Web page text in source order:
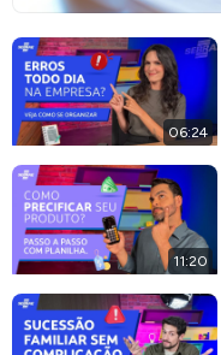
06:24
11:20